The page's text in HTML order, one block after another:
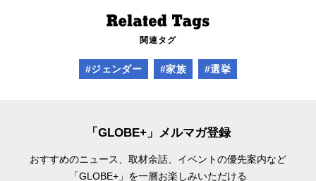
関連タグ
#ジェンダー #家族 #選挙
「GLOBE+」メルマガ登録
おすすめのニュース、取材余話、 イベントの優先案内など
「GLOBE+」を一層お楽しみいただける